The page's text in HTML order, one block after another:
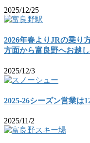
2025/12/25
2026年春よりJRの乗り
方面から富良野へお越し
2025/12/3
2025-26シーズン営業は
2025/11/2